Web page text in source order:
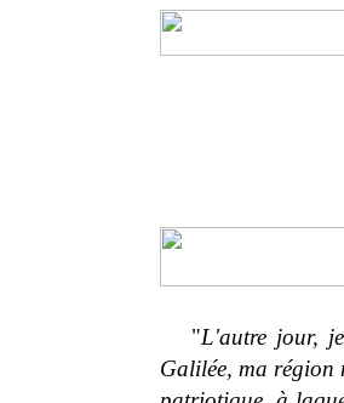
"L'autre jour,
Galilée, ma région